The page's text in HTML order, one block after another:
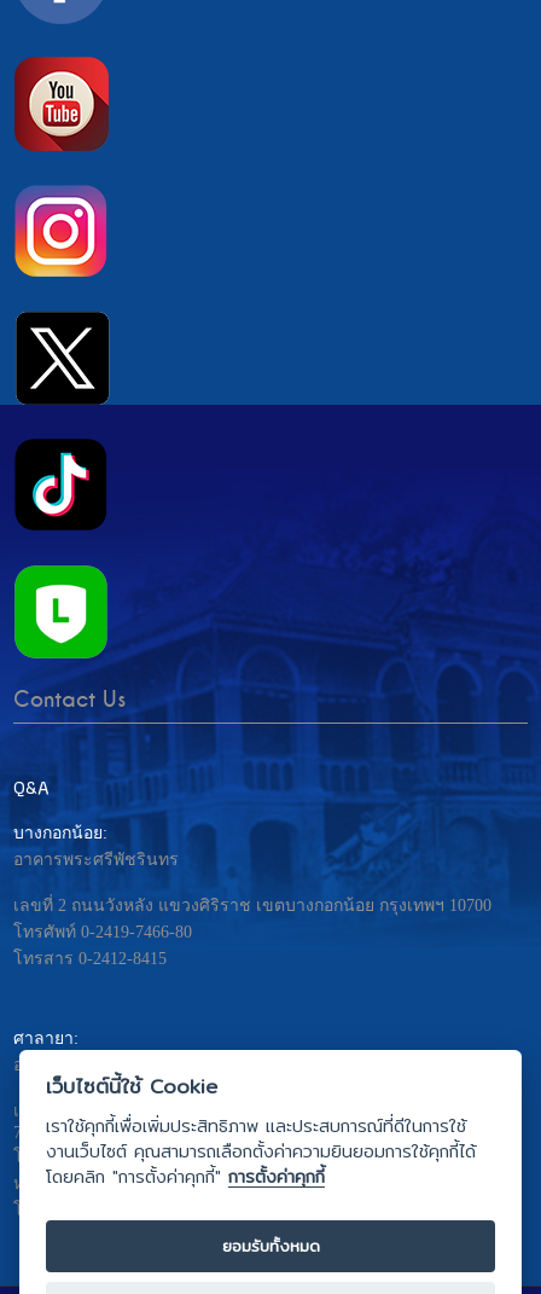
Contact Us
Q&A
บางกอกน้อย:
อาคารพระศรีพัชรินทร
เลขที่ 2 ถนนวังหลัง แขวงศิริราช เขตบางกอกน้อย กรุงเทพฯ 10700
โทรศัพท์ 0-2419-7466-80
โทรสาร 0-2412-8415
ศาลายา:
อาคารมหิดลอดุลยเดช – พระศรีนครินทร
เลขที่ 999 ถ.พุทธมณฑลสาย4 ต. ศาลายา อ.พุทธมณฑล จ.นครปฐม
73170
โทรศัพท์ 0-2441-5333
หรือ 0-2441-5275 ถึง 81
โทรสาร 0-2441-5442
เว็บไซต์นี้ใช้ Cookie
เราใช้คุกกี้เพื่อเพิ่มประสิทธิภาพ และประสบการณ์ที่ดีในการใช้
งานเว็บไซต์ คุณสามารถเลือกตั้งค่าความยินยอมการใช้คุกกี้ได้
โดยคลิก "การตั้งค่าคุกกี้"การตั้งค่าคุกกี้
ยอมรับทั้งหมด